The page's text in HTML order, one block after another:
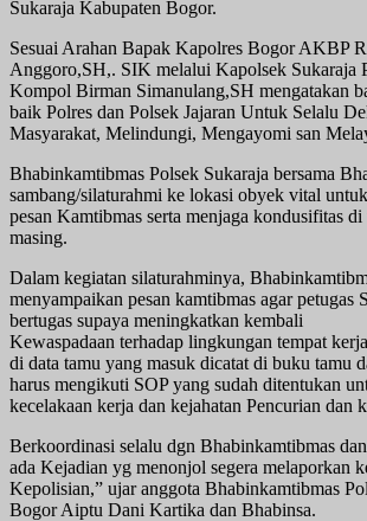
Sukaraja Kabupaten Bogor.
Sesuai Arahan Bapak Kapolres Bogor AKBP
Anggoro,SH,. SIK melalui Kapolsek Sukaraja
Kompol Birman Simanulang,SH mengatakan
baik Polres dan Polsek Jajaran Untuk Selalu
Masyarakat, Melindungi, Mengayomi san
Bhabinkamtibmas Polsek Sukaraja bersama
sambang/silaturahmi ke lokasi obyek vital
pesan Kamtibmas serta menjaga kondusifitas
masing.
Dalam kegiatan silaturahminya,
menyampaikan pesan kamtibmas agar petugas
bertugas supaya meningkatkan kembali
Kewaspadaan terhadap lingkungan tempat
di data tamu yang masuk dicatat di buku tamu
harus mengikuti SOP yang sudah ditentukan
kecelakaan kerja dan kejahatan Pencurian dan
Berkoordinasi selalu dgn Bhabinkamtibmas
ada Kejadian yg menonjol segera melaporkan
Kepolisian,” ujar anggota Bhabinkamtibmas
Bogor Aiptu Dani Kartika dan Bhabinsa.